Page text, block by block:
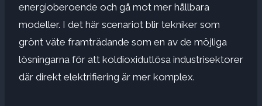
energioberoende och gå mot mer hållbara
modeller. I det här scenariot blir tekniker som
grönt väte framträdande som en av de möjliga
lösningarna för att koldioxidutlösa industrisektorer
där direkt elektrifiering är mer komplex.